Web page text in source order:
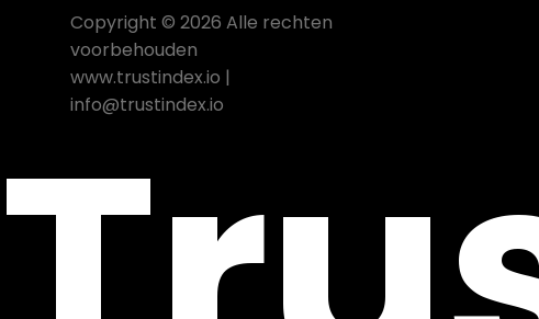
Copyright © 2026 Alle rechten
voorbehouden
www.trustindex.io |
info@trustindex.io